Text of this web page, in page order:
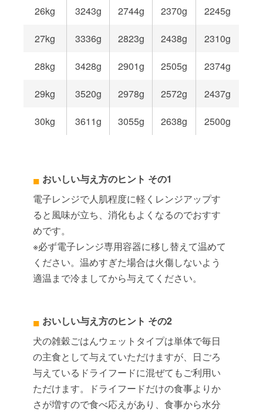
26kg 3243g 2744g 2370g 2245g
27kg 3336g 2823g 2438g 2310g
28kg 3428g 2901g 2505g 2374g
29kg 3520g 2978g 2572g 2437g
30kg 3611g 3055g 2638g 2500g
おいしい与え方のヒント その1
電子レンジで人肌程度に軽くレンジアップす
ると風味が立ち、消化もよくなるのでおすす
めです。
※必ず電子レンジ専用容器に移し替えて温めて
ください。温めすぎた場合は火傷しないよう
適温まで冷ましてから与えてください。
おいしい与え方のヒント その2
犬の雑穀ごはんウェットタイプは単体で毎日
の主食として与えていただけますが、日ごろ
与えているドライフードに混ぜてもご利用い
ただけます。ドライフードだけの食事よりか
さが増すので食べ応えがあり、食事から水分